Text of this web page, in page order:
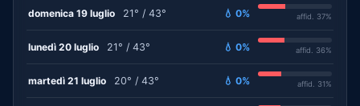
domenica 19 luglio 21° / 43° 💧 0% affid. 37%
lunedì 20 luglio 21° / 43° 💧 0% affid. 36%
martedì 21 luglio 20° / 43° 💧 0% affid. 31%